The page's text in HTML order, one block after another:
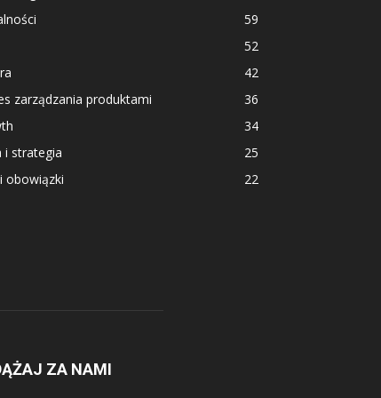
59
52
42
zarządzania produktami
36
34
i strategia
25
obowiązki
22
ZA NAMI